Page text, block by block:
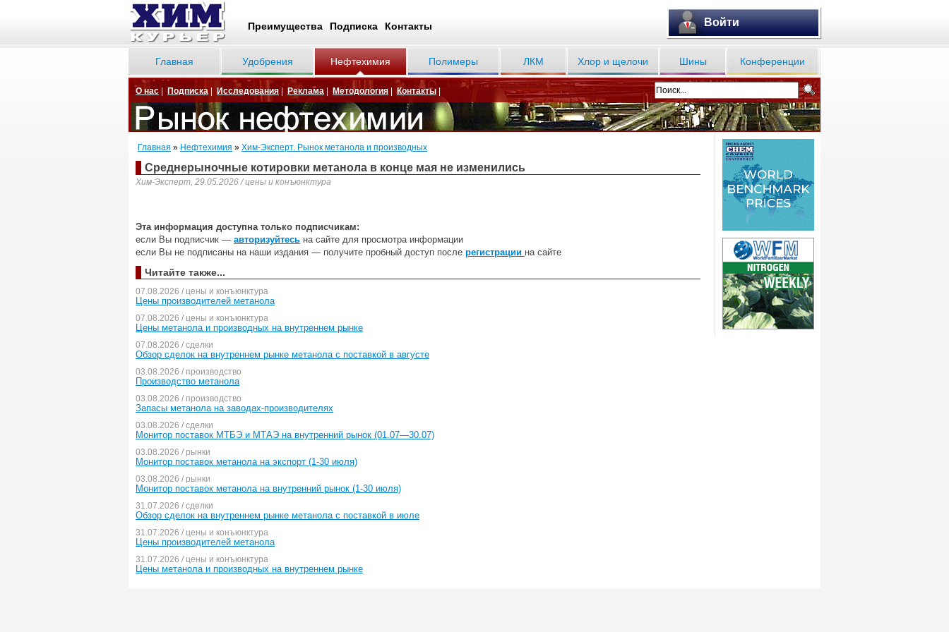
Войти
Преимущества Подписка Контакты
Главная Удобрения Нефтехимия Полимеры ЛКМ Хлор и щелочи Шины Конференции
О нас Подписка Исследования Реклама Методология |Контакты
Главная » Нефтехимия » Хим-Эксперт. Рынок метанола и производных
Среднерыночные котировки метанола в конце мая не изменились
Хим-Эксперт, 29.05.2026 / цены и конъюнктура
Эта информация доступна только подписчикам:
если Вы подписчик — авторизуйтесь на сайте для просмотра информации
если Вы не подписаны на наши издания — получите пробный доступ после регистрации на сайте
Читайте также...
07.08.2026 / цены и конъюнктура
Цены производителей метанола
07.08.2026 / цены и конъюнктура
Цены метанола и производных на внутреннем рынке
07.08.2026 / сделки
Обзор сделок на внутреннем рынке метанола с поставкой в августе
03.08.2026 / производство
Производство метанола
03.08.2026 / производство
Запасы метанола на заводах-производителях
03.08.2026 / сделки
Монитор поставок МТБЭ и МТАЭ на внутренний рынок (01.07—30.07)
03.08.2026 / рынки
Монитор поставок метанола на экспорт (1-30 июля)
03.08.2026 / рынки
Монитор поставок метанола на внутренний рынок (1-30 июля)
31.07.2026 / сделки
Обзор сделок на внутреннем рынке метанола с поставкой в июле
31.07.2026 / цены и конъюнктура
Цены производителей метанола
31.07.2026 / цены и конъюнктура
Цены метанола и производных на внутреннем рынке